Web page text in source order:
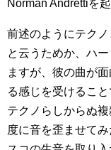
Norman Andrettiを
前述のようにテク
と云うためか、ハ
ますが、彼の曲が
る感じを受けること
テクノらしからぬ
度に音を歪ませて